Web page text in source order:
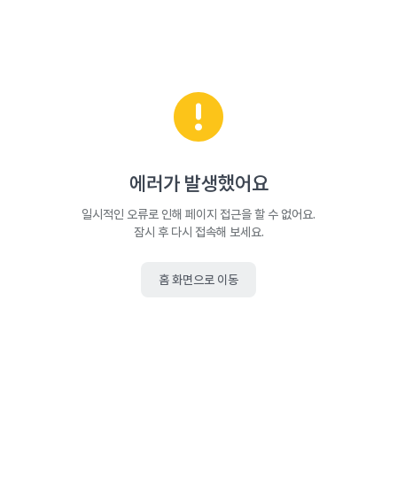
에러가 발생했어요
일시적인 오류로 인해 페이지 접근을 할 수 없어요.
잠시 후 다시 접속해 보세요.
홈 화면으로 이동